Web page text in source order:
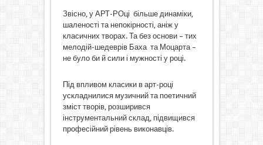
Звісно, у АРТ-РОці більше динаміки,
шаленості та непокірності, аніж у
класичних творах. Та без основи – тих
мелодій-шедеврів Баха та Моцарта –
не було би й сили і мужності у році.
Під впливом класики в арт-році
ускладнилися музичний та поетичний
зміст творів, розширився
інструментальний склад, підвищився
професійний рівень виконавців.